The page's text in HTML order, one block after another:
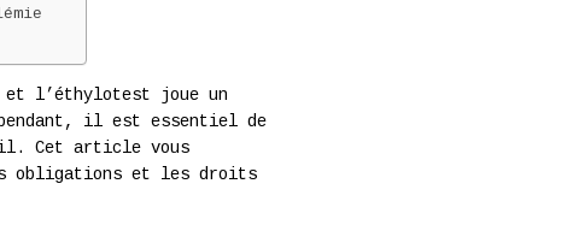
et l’éthylotest joue un
il est essentiel de
Cet article vous
obligations et les droits